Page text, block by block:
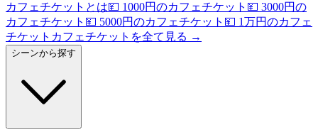
カフェチケットとは💴 1000円のカフェチケット 💴 3000円の
カフェチケット 💴 5000円のカフェチケット 💴 1万円のカフェ
チケット カフェチケットを全て見る →
シーンから探す